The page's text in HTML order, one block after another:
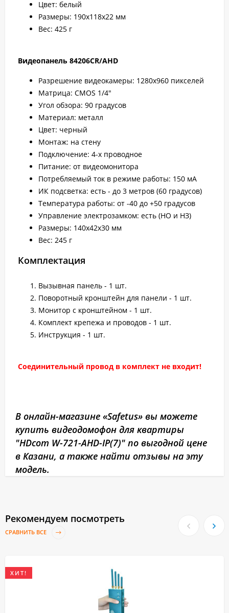
Цвет: белый
Размеры: 190х118х22 мм
Вес: 425 г
Видеопанель 84206CR/AHD
Разрешение видеокамеры: 1280x960 пикселей
Матрица: CMOS 1/4"
Угол обзора: 90 градусов
Материал: металл
Цвет: черный
Монтаж: на стену
Подключение: 4-х проводное
Питание: от видеомонитора
Потребляемый ток в режиме работы: 150 мА
ИК подсветка: есть - до 3 метров (60 градусов)
Температура работы: от -40 до +50 градусов
Управление электрозамком: есть (НО и НЗ)
Размеры: 140х42х30 мм
Вес: 245 г
Комплектация
Вызывная панель - 1 шт.
Поворотный кронштейн для панели - 1 шт.
Монитор с кронштейном - 1 шт.
Комплект крепежа и проводов - 1 шт.
Инструкция - 1 шт.
Соединительный провод в комплект не входит!
В онлайн-магазине «Safetus» вы можете
купить видеодомофон для квартиры
"HDcom W-721-AHD-IP(7)" по выгодной цене
в Казани, а также найти отзывы на эту
модель.
Рекомендуем посмотреть
СРАВНИТЬ ВСЕ
ХИТ!